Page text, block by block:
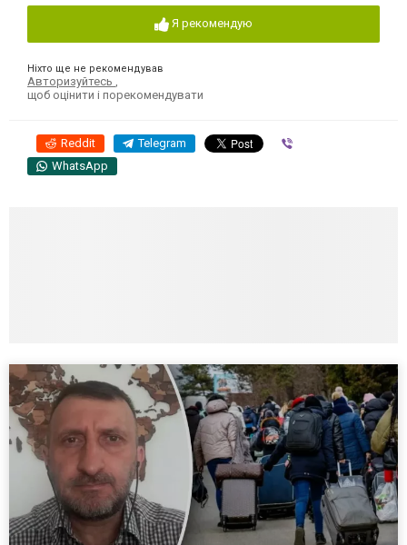
Я рекомендую
Ніхто ще не рекомендував
Авторизуйтесь
щоб оцінити і порекомендувати
Reddit Telegram
WhatsApp